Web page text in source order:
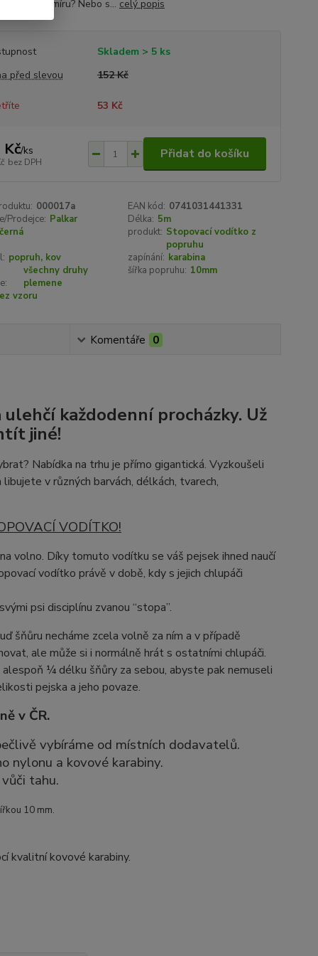
na míru? Nebo s... celý popis
Skladem > 5 ks
před slevou
152 Kč
53 Kč
Kč/ks
bez DPH
Přidat do košíku
000017a EAN kód: 0741031441331
Prodejce: Palkar Délka: 5m
produkt: Stopovací vodítko z
popruhu
popruh, kov zapínání: karabina
všechny druhy
plemene
šířka popruhu: 10mm
vzoru
Komentáře 0
každodenní procházky. Už
jiné!
Nabídka na trhu je přímo gigantická. Vyzkoušeli
v různých barvách, délkách, tvarech,
VODÍTKO!
volno. Díky tomuto vodítku se váš pejsek ihned naučí
vodítko právě v době, kdy s jejich chlupáči
psi disciplínu zvanou “stopa”.
šňůru necháme zcela volně za ním a v případě
ale může si i normálně hrát s ostatními chlupáči.
¼ délku šňůry za sebou, abyste pak nemuseli
pejska a jeho povaze.
v ČR.
vybíráme od místních dodavatelů.
nylonu a kovové karabiny.
tahu.
10 mm.
kvalitní kovové karabiny.